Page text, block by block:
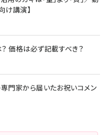
け講演】
価格は必ず記載すべき？
門家から届いたお祝いコメン